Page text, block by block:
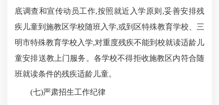
底调查和宣传动员工作,按照就近入学原则,妥善安排残
疾儿童到施教区学校随班入学,或到区特殊教育学校、三
明市特殊教育学校入学,对重度残疾不能到校就读适龄儿
童安排送教上门服务。各学校不得拒收施教区内符合随
班就读条件的残疾适龄儿童。
(七)严肃招生工作纪律